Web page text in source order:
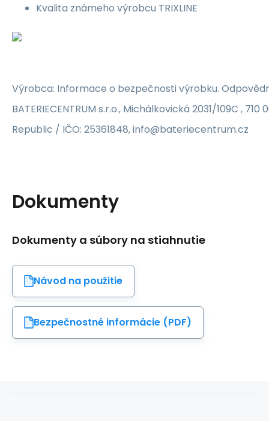
Kvalita známeho výrobcu TRIXLINE
Výrobca: Informace o bezpečnosti výrobku.
BATERIECENTRUM s.r.o., Michálkovická 2031/109C ,
Republic / IČO: 25361848, info@bateriecentrum.cz
Dokumenty
Dokumenty a súbory na stiahnutie
Návod na použitie
Bezpečnostné informácie (PDF)